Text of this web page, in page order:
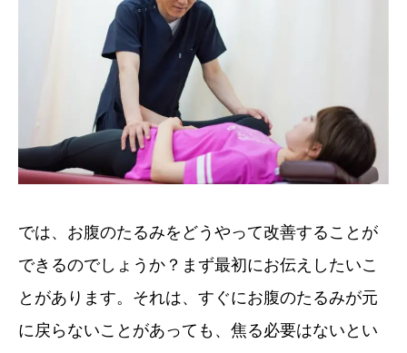
では、お腹のたるみをどうやって改善することが
できるのでしょうか？まず最初にお伝えしたいこ
とがあります。それは、すぐにお腹のたるみが元
に戻らないことがあっても、焦る必要はないとい